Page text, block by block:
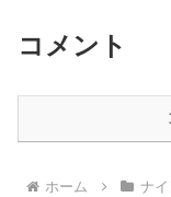
コメント
ホーム ナ